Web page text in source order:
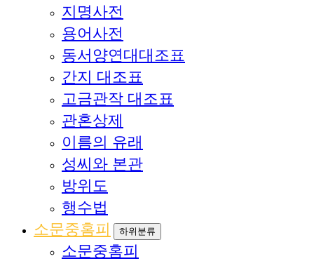
지명사전
용어사전
동서양연대대조표
간지 대조표
고금관작 대조표
관혼상제
이름의 유래
성씨와 본관
방위도
행수법
소문중홈피
하위분류
소문중홈피